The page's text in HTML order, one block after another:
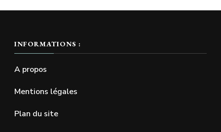
INFORMATIONS :
A propos
Mentions légales
Plan du site